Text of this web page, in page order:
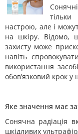
настрою, але і
на шкіру. Відомо,
захисту може
навіть
використання
обов’язковий крок
Яке значення має
Сонячна радіація
шкідливих